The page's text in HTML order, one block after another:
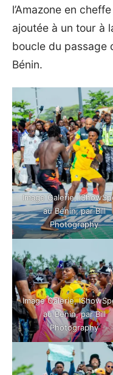
l’Amazone en
ajoutée à un tour à
boucle du passage
Bénin.
Image Galerie,
au Bénin, par Bill
Photography
Image Galerie,
au Bénin, par Bill
Photography